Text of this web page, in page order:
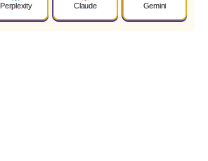
Perplexity Claude Gemini